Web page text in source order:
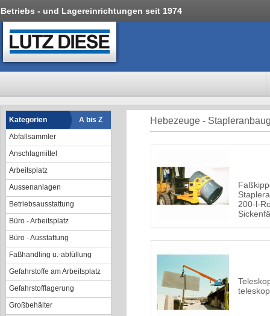
Betriebs - und Lagereinrichtungen seit 1974
Kategorien
A bis Z
Abfallsammler
Anschlagmittel
Arbeitsplatz
Aussenanlagen
Betriebsausstattung
Büro - Arbeitsplatz
Büro - Ausstattung
Faßhandling u.-abfüllung
Gefahrstoffe am Arbeitsplatz
Gefahrstofflagerung
Großbehälter
Hebezeuge -
200-l-